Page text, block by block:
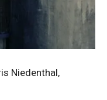
Niedenthal,